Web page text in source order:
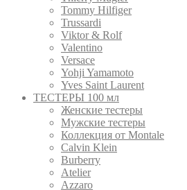
Tommy Hilfiger
Trussardi
Viktor & Rolf
Valentino
Versace
Yohji Yamamoto
Yves Saint Laurent
ТЕСТЕРЫ 100 мл
Женские тестеры
Мужские тестеры
Коллекция от Montale
Calvin Klein
Burberry
Atelier
Azzaro